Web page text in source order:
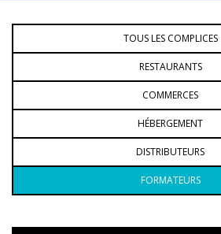
TOUS LES COMPLICES
RESTAURANTS
COMMERCES
HÉBERGEMENT
DISTRIBUTEURS
FORMATEURS